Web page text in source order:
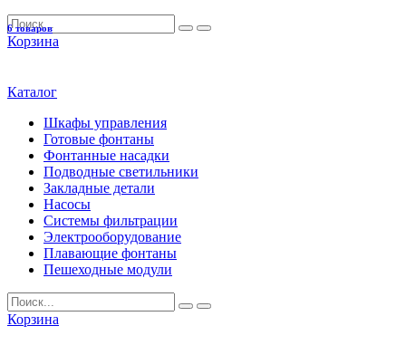
Корзина
Каталог
Шкафы управления
Готовые фонтаны
Фонтанные насадки
Подводные светильники
Закладные детали
Насосы
Системы фильтрации
Электрооборудование
Плавающие фонтаны
Пешеходные модули
Корзина
6 товаров